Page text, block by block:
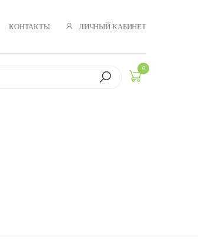
КОНТАКТЫ ЛИЧНЫЙ КАБИНЕТ
0